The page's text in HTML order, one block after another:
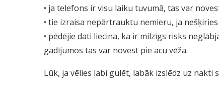
• ja telefons ir visu laiku tuvumā, tas var
• tie izraisa nepārtrauktu nemieru, ja
• pēdējie dati liecina, ka ir milzīgs risks
gadījumos tas var novest pie acu vēža.
Lūk, ja vēlies labi gulēt, labāk izslēdz uz